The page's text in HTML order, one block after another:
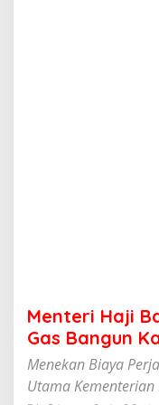
c
a
p
G
a
s
Menteri Haji
Gas Bangun
Menekan Biaya
Utama